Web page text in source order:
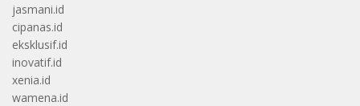
jasmani.id
cipanas.id
eksklusif.id
inovatif.id
xenia.id
wamena.id